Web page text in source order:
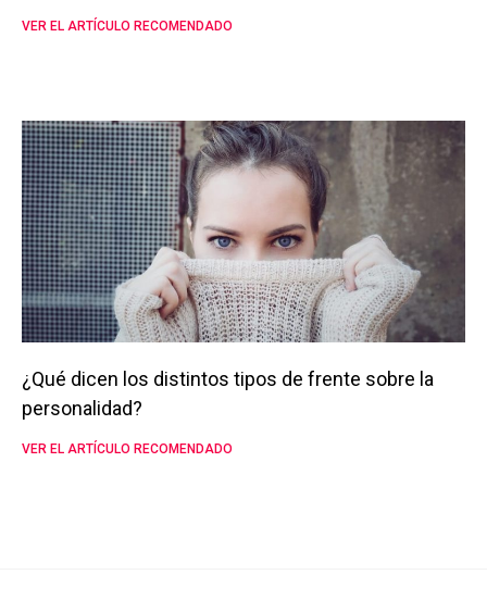
VER EL ARTÍCULO RECOMENDADO
¿Qué dicen los distintos tipos de frente sobre la
personalidad?
VER EL ARTÍCULO RECOMENDADO